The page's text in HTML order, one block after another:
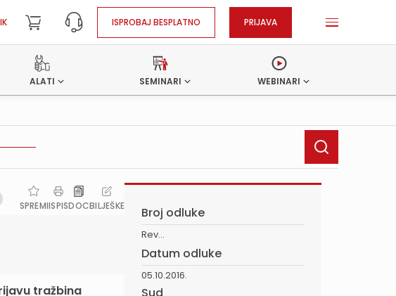
ISPROBAJ BESPLATNO PRIJAVA
ALATI SEMINARI WEBINARI
SPREMIISPISDOCBILJEŠKE
tražbina
Broj odluke
Rev...
Datum odluke
05.10.2016.